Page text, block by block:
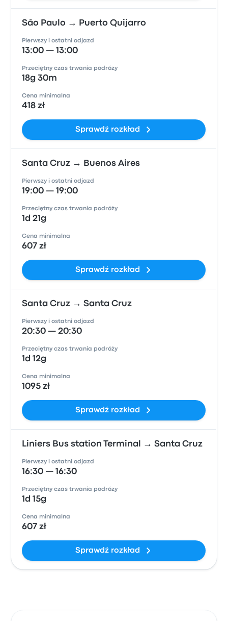
São Paulo → Puerto Quijarro
Pierwszy i ostatni odjazd
13:00 — 13:00
Przeciętny czas trwania podróży
18g 30m
Cena minimalna
418 zł
Sprawdź rozkład
Santa Cruz → Buenos Aires
Pierwszy i ostatni odjazd
19:00 — 19:00
Przeciętny czas trwania podróży
1d 21g
Cena minimalna
607 zł
Sprawdź rozkład
Santa Cruz → Santa Cruz
Pierwszy i ostatni odjazd
20:30 — 20:30
Przeciętny czas trwania podróży
1d 12g
Cena minimalna
1095 zł
Sprawdź rozkład
Liniers Bus station Terminal → Santa Cruz
Pierwszy i ostatni odjazd
16:30 — 16:30
Przeciętny czas trwania podróży
1d 15g
Cena minimalna
607 zł
Sprawdź rozkład